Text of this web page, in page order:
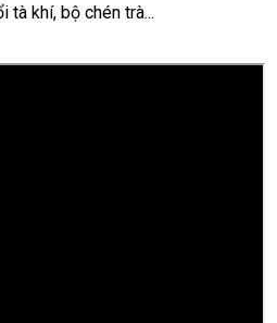
tà khí, bộ chén trà...